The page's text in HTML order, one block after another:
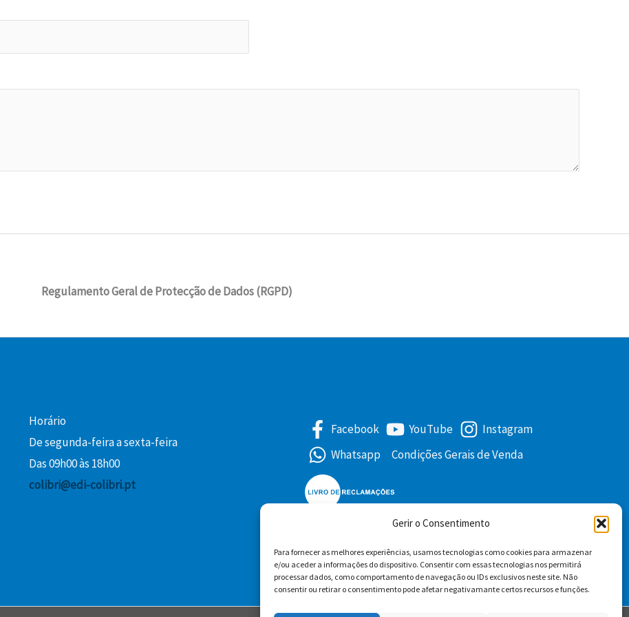
Gerir o Consentimento
Para fornecer as melhores experiências, usamos tecnologias como cookies para armazenar
e/ou aceder a informações do dispositivo. Consentir com essas tecnologias nos permitirá
processar dados, como comportamento de navegação ou IDs exclusivos neste site. Não
consentir ou retirar o consentimento pode afetar negativamante certos recursos e funções.
Regulamento Geral de Protecção de Dados (RGPD)
Horário
De segunda-feira a sexta-feira
Das 09h00 às 18h00
colibri@edi-colibri.pt
Facebook YouTube
Instagram
Whatsapp
Condições Gerais de Venda